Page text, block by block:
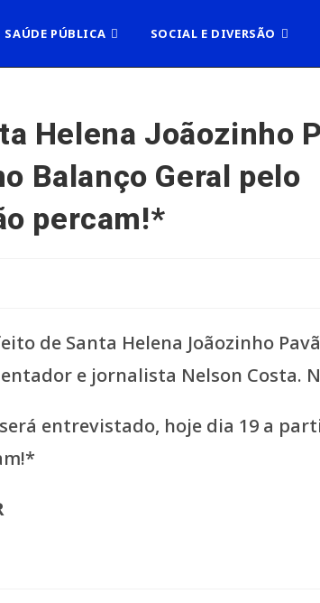
SAÚDE PÚBLICA SOCIAL E DIVERSÃO
Helena Joãozinho
Balanço Geral pelo
percam!*
entrevistado, hoje dia 19 a